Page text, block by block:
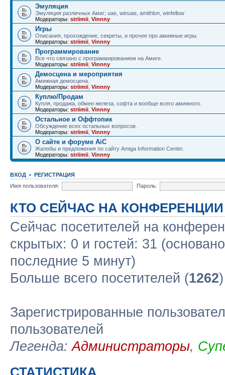
Эмуляция
Эмуляция различных Амиг; uae, winuae, amithlon, winfellow
Модераторы: striimii Vinnny
Игры
Описания, прохождение, секреты, и прочее про амижные игры.
Модераторы: striimii Vinnny
Программирование
Все что связано с программированием на Амиге.
Модераторы: striimii Vinnny
Демосцена и мероприятия
Амижная демосцена.
Модераторы: striimii Vinnny
Куплю/Продам
Купля, продажа, обмен железа, софта и вообще всего амижного.
Модераторы: striimii Vinnny
Остальное и Оффтопик
Обсуждение всех остальных вопросов.
Модераторы: striimii Vinnny
О сайте и форуме AiC
Жалобы и предложения по сайту Amiga Information Center.
Модераторы: striimii Vinnny
ВХОД • РЕГИСТРАЦИЯ
Имя пользователя:
Пароль:
КТО СЕЙЧАС НА КОНФЕРЕНЦИИ
Сейчас посетителей на
скрытых: 0 и гостей: 31
последние 5 минут)
Больше всего посетителей (1262
Зарегистрированные
пользователей
Легенда:Администраторы,
СТАТИСТИКА